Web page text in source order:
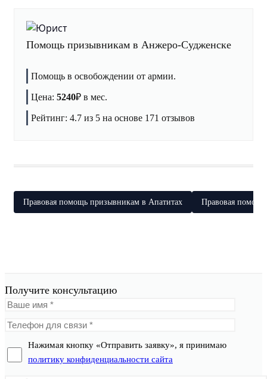
Помощь призывникам в Анжеро-Судженске
Помощь в освобождении от армии.
Цена: 5240₽ в мес.
Рейтинг: 4.7 из 5 на основе 171 отзывов
Правовая помощь призывникам в Апатитах Правовая
Получите консультацию
Нажимая кнопку «Отправить заявку», я принимаю
политику конфиденциальности сайта